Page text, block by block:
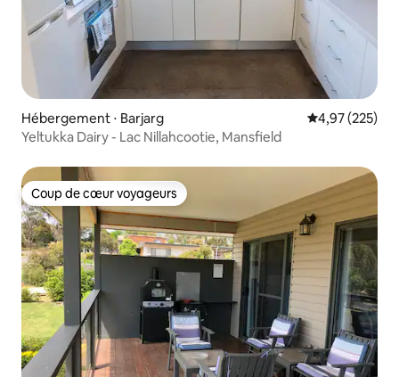
Hébergement ⋅ Barjarg Évaluation
4,97 (225)
Yeltukka Dairy - Lac Nillahcootie, Mansfield
Coup de cœur voyageurs
Coup de cœur voyageurs